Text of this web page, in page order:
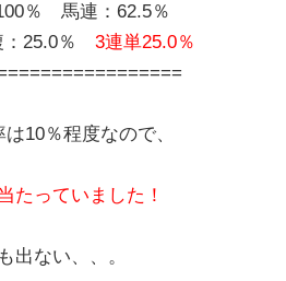
％ 馬連：62.5％
：25.0％3連単25.0％
10％程度なので、
たっていました！
出ない、、。